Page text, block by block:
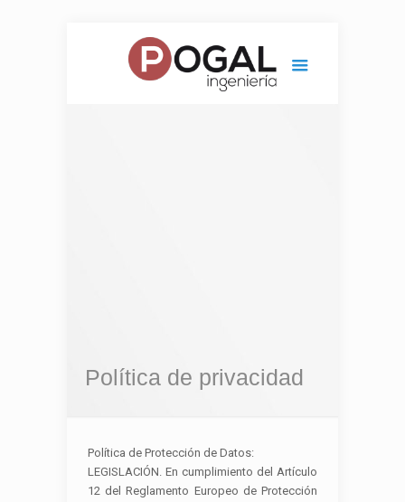
Política de privacidad
Política de Protección de Datos:
LEGISLACIÓN. En cumplimiento del Artículo
12 del Reglamento Europeo de Protección